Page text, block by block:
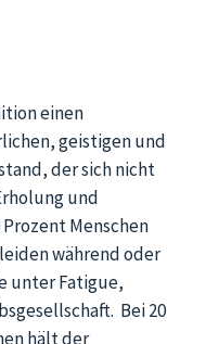
einen
geistigen und
der sich nicht
und
Menschen
während oder
unter Fatigue,
Bei 20
hält der